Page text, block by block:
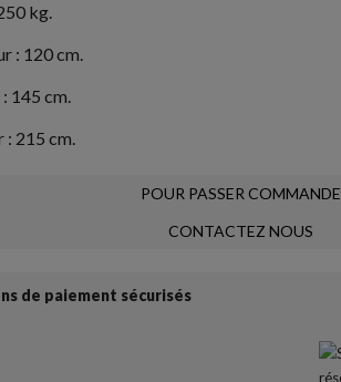
kg.
: 120 cm.
145 cm.
: 215 cm.
POUR PASSER COMMANDE
CONTACTEZ NOUS
de paiement sécurisés